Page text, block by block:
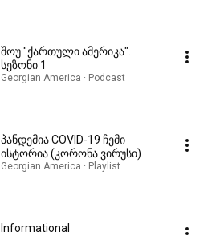
შოუ "ქართული ამერიკა".
სეზონი 1
Georgian America · Podcast
პანდემია COVID-19 ჩემი
ისტორია (კორონა ვირუსი)
Georgian America · Playlist
Informational